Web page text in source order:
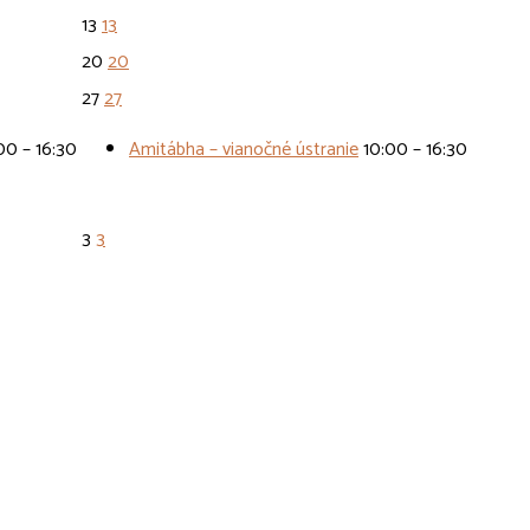
1313
2020
– 16:30
2727
Amitábha – vianočné ústranie10:00 – 16:30
33